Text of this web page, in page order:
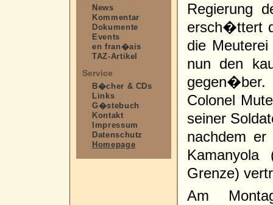
News
Kommentar
Dokumente
Events
en fran�ais
TAZ-Artikel
Service
B�cher & CDs
Links
G�stebuch
Kontakt
Impressum
Datenschutz
Homepage
Regierung
ersch�ttert
die
nun den
Colonel
seiner
nachdem er
Grenze)
Am